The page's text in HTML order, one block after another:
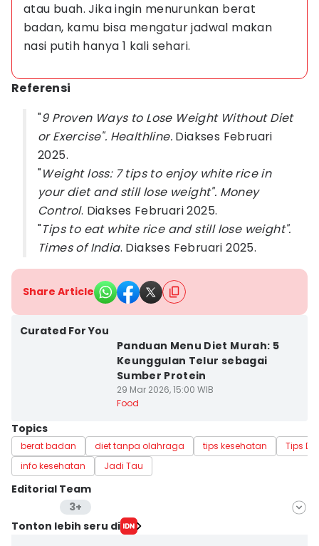
atau buah. Jika ingin menurunkan berat
badan, kamu bisa mengatur jadwal makan
nasi putih hanya 1 kali sehari.
Referensi
"9 Proven Ways to Lose Weight Without Diet
or Exercise". Healthline. Diakses Februari
2025.
"Weight loss: 7 tips to enjoy white rice in
your diet and still lose weight". Money
Control. Diakses Februari 2025.
"Tips to eat white rice and still lose weight".
Times of India. Diakses Februari 2025.
Share Article
Curated For You
Panduan Menu Diet Murah: 5
Keunggulan Telur sebagai
Sumber Protein
29 Mar 2026, 15:00 WIB
Food
Topics
berat badan diet tanpa olahraga tips kesehatan
Tips
info kesehatan
Jadi Tau
Editorial Team
3+
Editor
Tonton lebih seru di